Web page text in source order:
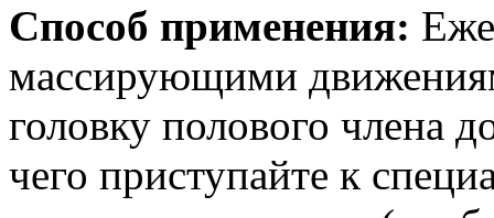
Способ применения:
массирующими
головку полового члена
чего приступайте к